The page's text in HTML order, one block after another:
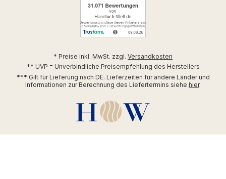
* Preise inkl. MwSt. zzgl. Versandkosten
** UVP = Unverbindliche Preisempfehlung des Herstellers
*** Gilt für Lieferung nach DE. Lieferzeiten für andere Länder und
Informationen zur Berechnung des Liefertermins siehe hier.